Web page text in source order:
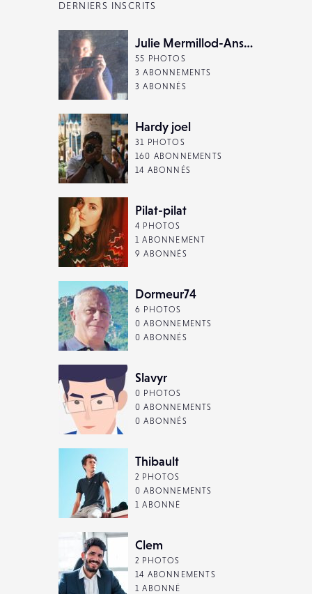
DERNIERS INSCRITS
Julie Mermillod-Anselme
55 PHOTOS
3 ABONNEMENTS
3 ABONNÉS
Hardy joel
31 PHOTOS
160 ABONNEMENTS
14 ABONNÉS
Pilat-pilat
4 PHOTOS
1 ABONNEMENT
9 ABONNÉS
Dormeur74
6 PHOTOS
0 ABONNEMENTS
0 ABONNÉS
Slavyr
0 PHOTOS
0 ABONNEMENTS
0 ABONNÉS
Thibault
2 PHOTOS
0 ABONNEMENTS
1 ABONNÉ
Clem
2 PHOTOS
14 ABONNEMENTS
1 ABONNÉ